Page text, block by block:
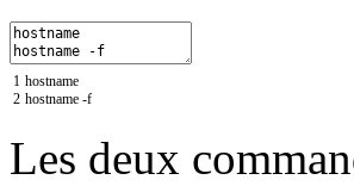
1
2
hostname
hostname -f
Les deux